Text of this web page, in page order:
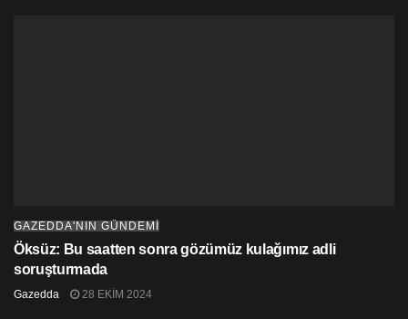
GAZEDDA'NIN GÜNDEMİ
Öksüz: Bu saatten sonra gözümüz kulağımız adli
soruşturmada
Gazedda 28 EKIM 2024